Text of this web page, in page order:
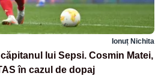
Ionuț Nichita
lui Sepsi. Cosmin Matei,
în cazul de dopaj